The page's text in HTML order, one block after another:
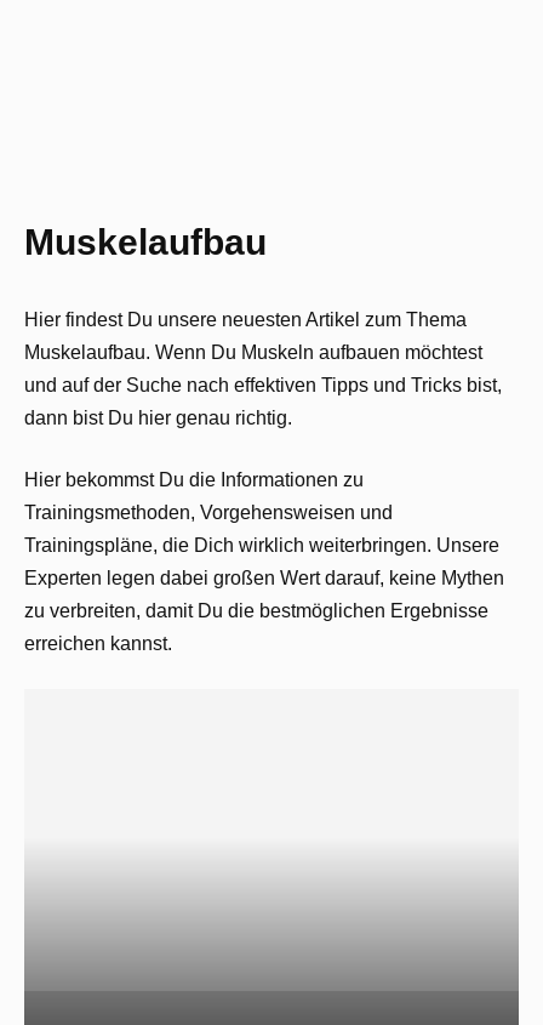
Muskelaufbau
Hier findest Du unsere neuesten Artikel zum Thema
Muskelaufbau. Wenn Du Muskeln aufbauen möchtest
und auf der Suche nach effektiven Tipps und Tricks bist,
dann bist Du hier genau richtig.
Hier bekommst Du die Informationen zu
Trainingsmethoden, Vorgehensweisen und
Trainingspläne, die Dich wirklich weiterbringen. Unsere
Experten legen dabei großen Wert darauf, keine Mythen
zu verbreiten, damit Du die bestmöglichen Ergebnisse
erreichen kannst.